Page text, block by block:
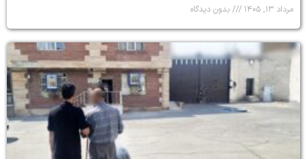
مرداد ۱۳, ۱۴۰۵ بدون دیدگاه